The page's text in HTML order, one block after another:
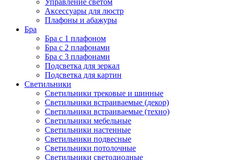
Управление светом
Аксессуары для люстр
Плафоны и абажуры
Бра
Бра с 1 плафоном
Бра с 2 плафонами
Бра с 3 плафонами
Подсветка для зеркал
Подсветка для картин
Светильники
Светильники трековые и шинные
Светильники встраиваемые (декор)
Светильники встраиваемые (техно)
Светильники мебельные
Светильники настенные
Светильники подвесные
Светильники потолочные
Светильники светодиодные